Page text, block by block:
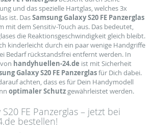
und das spezielle Hartglas, welches 3x
ist. DasSamsung Galaxy S20 FE Panzerglas
mit dem Sensitiv-Touch aus. Das bedeutet,
die Reaktionsgeschwindigkeit gleich bleibt.
kinderleicht durch ein paar wenige Handgriffe
Bedarf rückstandsfrei entfernt werden. In
handyhuellen-24.de ist mit Sicherheit
Galaxy S20 FE Panzerglasfür Dich dabei.
achten, dass es für Dein Handymodell
optimaler Schutz gewährleistet werden.
FE Panzerglas – jetzt bei
bestellen!